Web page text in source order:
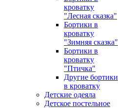
кроватку
"Лесная сказка"
Бортики в
кроватку
"Зимняя сказка"
Бортики в
кроватку
"Птичка"
Другие бортики
в кроватку
Детские одеяла
Детское постельное